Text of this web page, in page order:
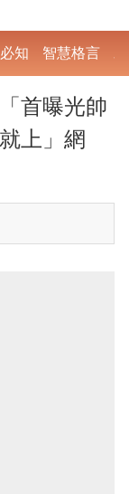
知 智慧格言
首曝光帥
上」網